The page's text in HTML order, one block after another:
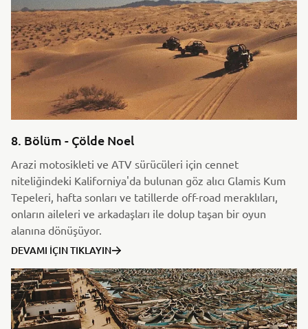
8. Bölüm - Çölde Noel
Arazi motosikleti ve ATV sürücüleri için cennet
niteliğindeki Kaliforniya'da bulunan göz alıcı Glamis Kum
Tepeleri, hafta sonları ve tatillerde off-road meraklıları,
onların aileleri ve arkadaşları ile dolup taşan bir oyun
alanına dönüşüyor.
DEVAMI İÇIN TIKLAYIN